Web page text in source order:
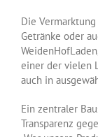
Die
Getränke oder
einer der vielen
auch in
Ein zentraler
Transparenz